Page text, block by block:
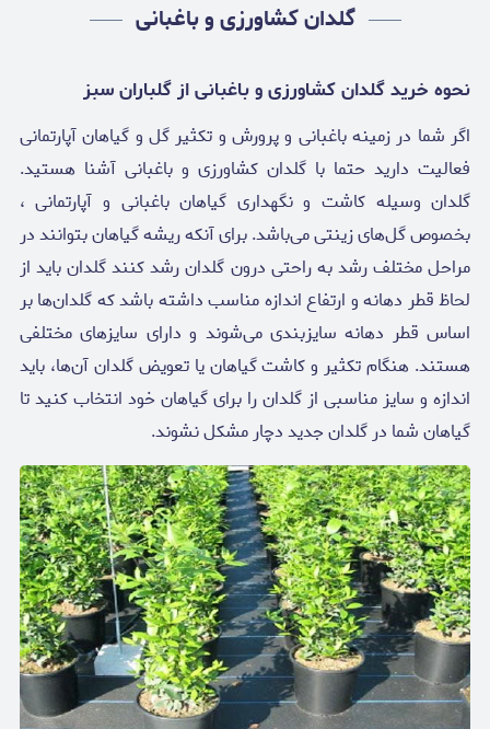
گلدان کشاورزی و باغبانی
نحوه خرید گلدان کشاورزی و باغبانی از گلباران سبز
اگر شما در زمینه باغبانی و پرورش و تکثیر گل و گیاهان آپارتمانی
فعالیت دارید حتما با گلدان کشاورزی و باغبانی آشنا هستید.
گلدان وسیله کاشت و نگهداری گیاهان باغبانی و آپارتمانی ،
بخصوص گل‌های زینتی می‌باشد. برای آنکه ریشه گیاهان بتوانند در
مراحل مختلف رشد به راحتی درون گلدان رشد کنند گلدان باید از
لحاظ قطر دهانه و ارتفاع اندازه مناسب داشته باشد که گلدان‌ها بر
اساس قطر دهانه سایزبندی می‌شوند و دارای سایزهای مختلفی
هستند. هنگام تکثیر و کاشت گیاهان یا تعویض گلدان آن‌ها، باید
اندازه و سایز مناسبی از گلدان را برای گیاهان خود انتخاب کنید تا
گیاهان شما در گلدان جدید دچار مشکل نشوند.